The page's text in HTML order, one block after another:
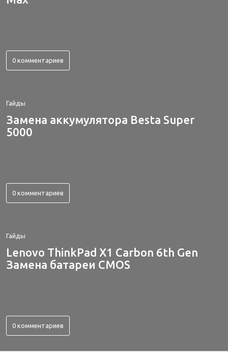
0 комментариев
Гайды
Замена аккумулятора Besta Super
5000
0 комментариев
Гайды
Lenovo ThinkPad X1 Carbon 6th Gen
Замена батареи CMOS
0 комментариев